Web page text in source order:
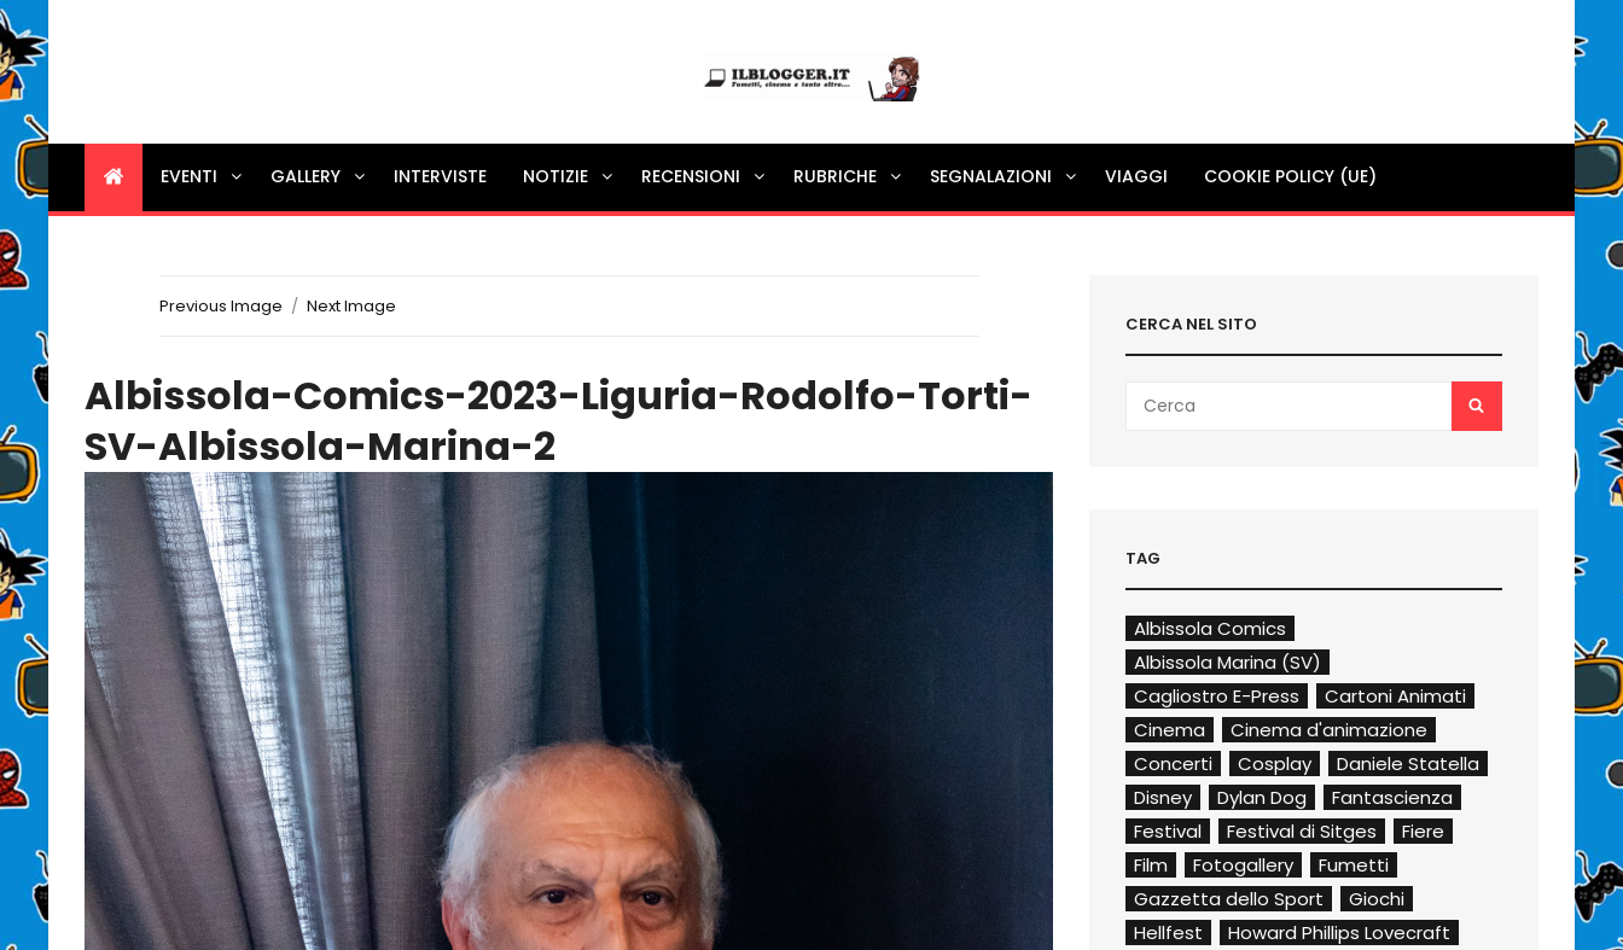
Ilblogger.it
Il portalino di blog |
EVENTI GALLERY INTERVISTE NOTIZIE RECENSIONI RUBRICHE SEGNALAZIONI VIAGGI COOKIE POLICY (UE)
Previous Image Next Image
Albissola-Comics-2023-Liguria-Rodolfo-Torti-
SV-Albissola-Marina-2
CERCA NEL SITO
for:
TAG
Albissola Comics
Albissola Marina (SV)
Cagliostro E-Press
Cartoni Animati
Cinema
Cinema d'animazione
Concerti
Cosplay
Daniele Statella
Disney
Dylan Dog
Fantascienza
Festival
Festival di Sitges
Fiere
Film
Fotogallery
Fumetti
Gazzetta dello Sport
Giochi
Hellfest
Howard Phillips Lovecraft